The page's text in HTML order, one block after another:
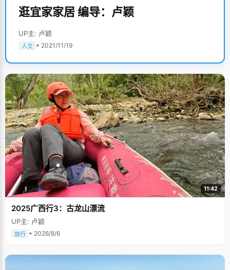
逛宜家家居 编导：卢颖
UP主: 卢颖
人文 • 2021/11/19
11:42
2025广西行3：古龙山漂流
UP主: 卢颖
旅行 • 2026/8/6